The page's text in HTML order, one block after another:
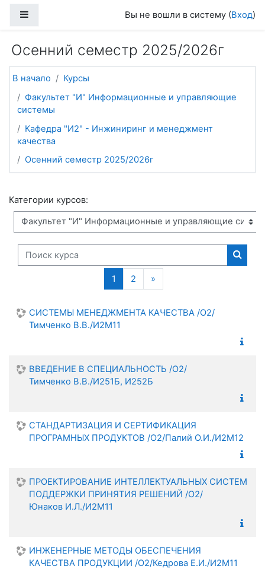
Вы не вошли в систему (Вход)
Осенний семестр 2025/2026г
В начало
Курсы
Факультет "И" Информационные и управляющие
системы
Кафедра "И2" - Инжиниринг и менеджмент
качества
Осенний семестр 2025/2026г
Категории курсов:
Поиск курса
Поиск
1 (текущая)
2 »Следующая страница
СИСТЕМЫ МЕНЕДЖМЕНТА КАЧЕСТВА /О2/
Тимченко В.В./И2М11
ВВЕДЕНИЕ В СПЕЦИАЛЬНОСТЬ /О2/
Тимченко В.В./И251Б, И252Б
СТАНДАРТИЗАЦИЯ И СЕРТИФИКАЦИЯ
ПРОГРАМНЫХ ПРОДУКТОВ /О2/Палий О.И./И2М12
ПРОЕКТИРОВАНИЕ ИНТЕЛЛЕКТУАЛЬНЫХ СИСТЕМ
ПОДДЕРЖКИ ПРИНЯТИЯ РЕШЕНИЙ /О2/
Юнаков И.Л./И2М11
ИНЖЕНЕРНЫЕ МЕТОДЫ ОБЕСПЕЧЕНИЯ
КАЧЕСТВА ПРОДУКЦИИ /О2/Кедрова Е.И./И2М11